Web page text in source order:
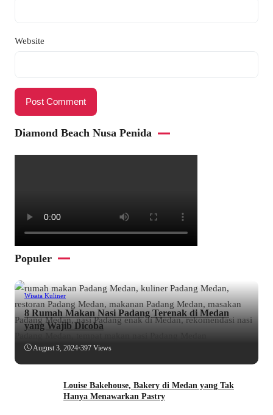
Website
Diamond Beach Nusa Penida
Populer
Wisata Kuliner
8 Rumah Makan Nasi Padang Terenak di Medan
yang Wajib Dicoba
August 3, 2024•397 Views
Louise Bakehouse, Bakery di Medan yang Tak
Hanya Menawarkan Pastry